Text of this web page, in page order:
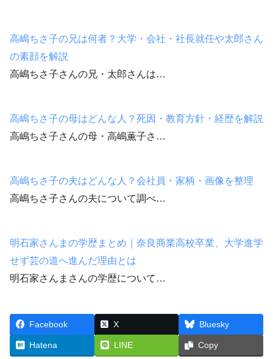
高嶋ちさ子の兄は何者？大学・会社・社長就任や太郎さん
の素顔を解説
高嶋ちさ子さんの兄・太郎さんは…
高嶋ちさ子の母はどんな人？死因・教育方針・経歴を解説
高嶋ちさ子さんの母・高嶋薫子さ…
高嶋ちさ子の夫はどんな人？会社員・家柄・画像を整理
高嶋ちさ子さんの夫について調べ…
明石家さんまの学歴まとめ｜奈良商業高校卒業、大学進学
せず芸の道へ進んだ理由とは
明石家さんまさんの学歴について…
Facebook X Bluesky
Hatena LINE Copy